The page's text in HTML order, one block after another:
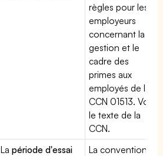
règles pour les
employeurs
concernant la
gestion et le
cadre des
primes aux
employés de la
CCN 01513. Voir
le texte de la
CCN.
Lapériode d'essai
La convention